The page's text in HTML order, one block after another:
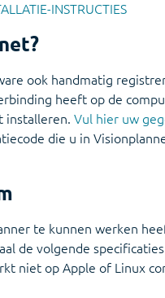
INSTRUCTIES
ook handmatig
heeft op de
installeren. Vul hier uw
die u in
te kunnen werken
de volgende
niet op Apple of Linux